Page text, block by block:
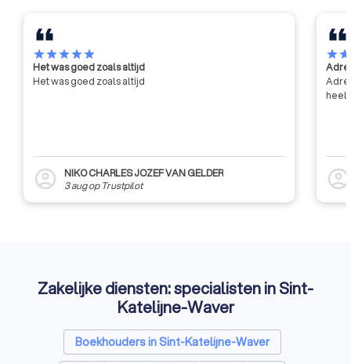
starstarstarstarstar
Het was goed zoals altijd
Het was goed zoals altijd
account_circle
NIKO CHARLES JOZEF VAN GELDER
3 augop Trustpilot
starstar
heel
account_circle
Zakelijke diensten: specialisten in Sint-
Katelijne-Waver
Boekhouders in Sint-Katelijne-Waver